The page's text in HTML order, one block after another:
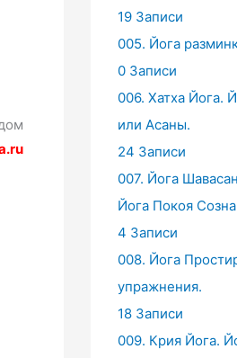
19 Записи
005. Йога
0 Записи
006. Хатха Йога.
или Асаны.
24 Записи
007. Йога
Йога Покоя
4 Записи
008. Йога
упражнения.
18 Записи
009. Крия Йога.